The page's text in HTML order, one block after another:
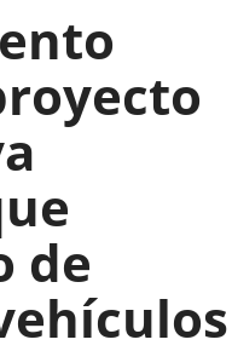
de